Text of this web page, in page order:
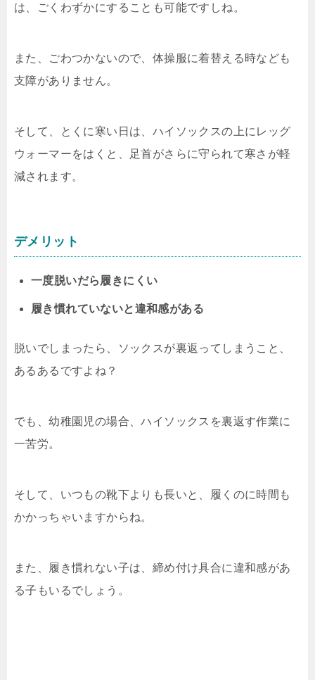
は、ごくわずかにすることも可能ですしね。
また、ごわつかないので、体操服に着替える時なども
支障がありません。
そして、とくに寒い日は、ハイソックスの上にレッグ
ウォーマーをはくと、足首がさらに守られて寒さが軽
減されます。
デメリット
一度脱いだら履きにくい
履き慣れていないと違和感がある
脱いでしまったら、ソックスが裏返ってしまうこと、
あるあるですよね？
でも、幼稚園児の場合、ハイソックスを裏返す作業に
一苦労。
そして、いつもの靴下よりも長いと、履くのに時間も
かかっちゃいますからね。
また、履き慣れない子は、締め付け具合に違和感があ
る子もいるでしょう。